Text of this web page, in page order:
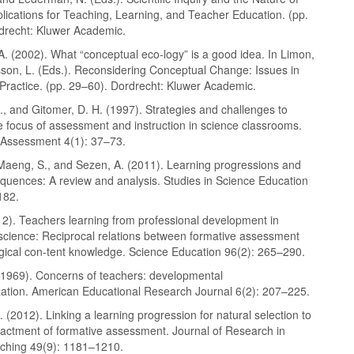
for Teaching, Learning, and Teacher Education. (pp.
Kluwer Academic.
(2002). What “conceptual eco-logy” is a good idea. In Limon,
L. (Eds.). Reconsidering Conceptual Change: Issues in
(pp. 29–60). Dordrecht: Kluwer Academic.
and Gitomer, D. H. (1997). Strategies and challenges to
focus of assessment and instruction in science classrooms.
4(1): 37–73.
S., and Sezen, A. (2011). Learning progressions and
A review and analysis. Studies in Science Education
Teachers learning from professional development in
Reciprocal relations between formative assessment
con-tent knowledge. Science Education 96(2): 265–290.
Concerns of teachers: developmental
American Educational Research Journal 6(2): 207–225.
(2012). Linking a learning progression for natural selection to
of formative assessment. Journal of Research in
49(9): 1181–1210.